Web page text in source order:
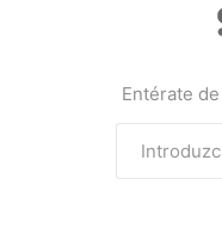
Entérate